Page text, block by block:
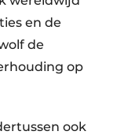
en de
de
op
ook